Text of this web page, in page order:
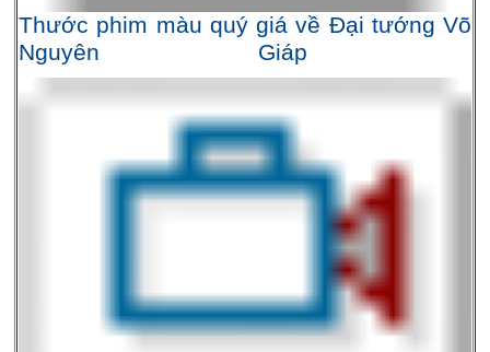
Thước phim màu quý giá về Đại tướng Võ
Nguyên Giáp